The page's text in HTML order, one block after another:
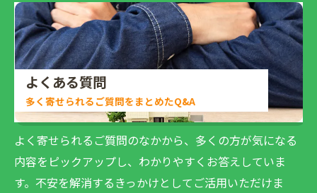
よくある質問
多く寄せられるご質問をまとめたQ&A
よく寄せられるご質問のなかから、多くの方が気になる
内容をピックアップし、わかりやすくお答えしていま
す。不安を解消するきっかけとしてご活用いただけま